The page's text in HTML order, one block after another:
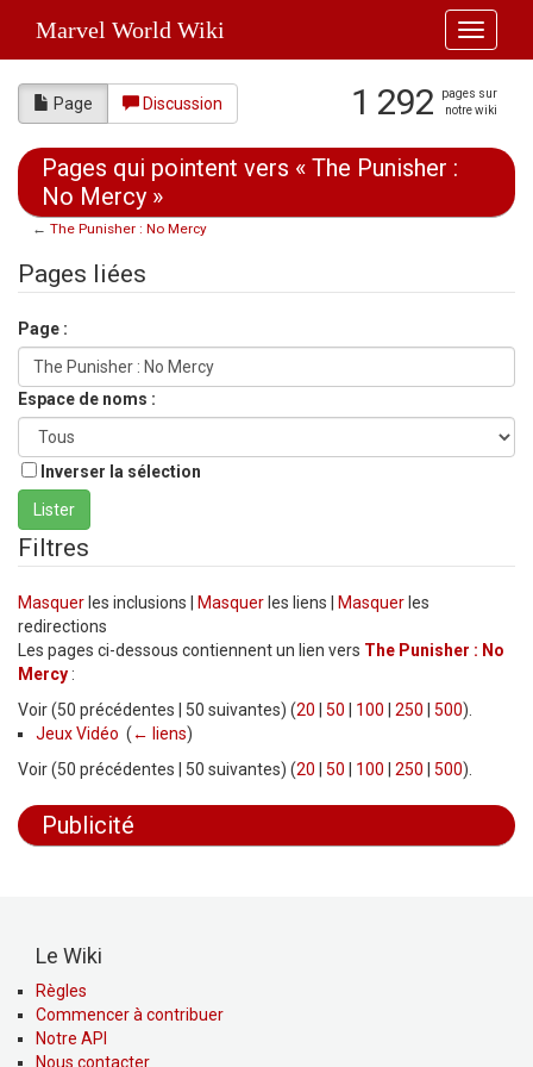
Toggle
Marvel World Wiki
Page Discussion 1 292
pages sur
notre wiki
Pages qui pointent vers « The Punisher :
No Mercy »
← The Punisher : No Mercy
Pages liées
Page :
Espace de noms :
Inverser la sélection
Filtres
Masquer les inclusions | Masquer les liens | Masquer les
redirections
Les pages ci-dessous contiennent un lien vers The Punisher : No
Mercy :
Voir (50 précédentes | 50 suivantes) (20 50 100 250 500).
Jeux Vidéo ( ← liens)
Voir (50 précédentes | 50 suivantes) (20 50 100 250 500).
Publicité
Le Wiki
Règles
Commencer à contribuer
Notre API
Nous contacter